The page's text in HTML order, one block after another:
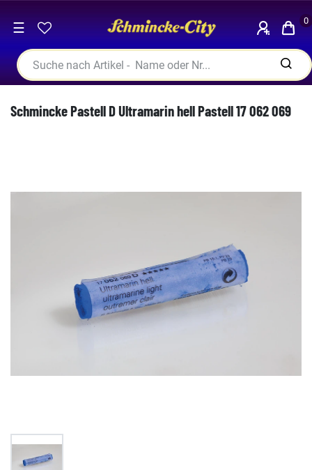
☰ 0
Schmincke Pastell D Ultramarin hell Pastell 17 062 069